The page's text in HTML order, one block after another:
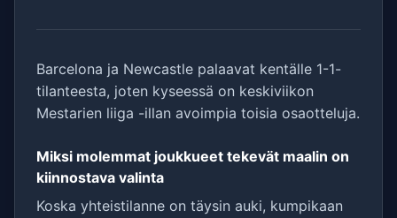
Barcelona ja Newcastle palaavat kentälle 1-1-
tilanteesta, joten kyseessä on keskiviikon
Mestarien liiga -illan avoimpia toisia osaotteluja.
Miksi molemmat joukkueet tekevät maalin on
kiinnostava valinta
Koska yhteistilanne on täysin auki, kumpikaan